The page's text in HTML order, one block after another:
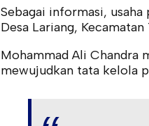
Sebagai informasi, usaha
Desa Lariang,
Mohammad Ali Chandra
mewujudkan tata kelola